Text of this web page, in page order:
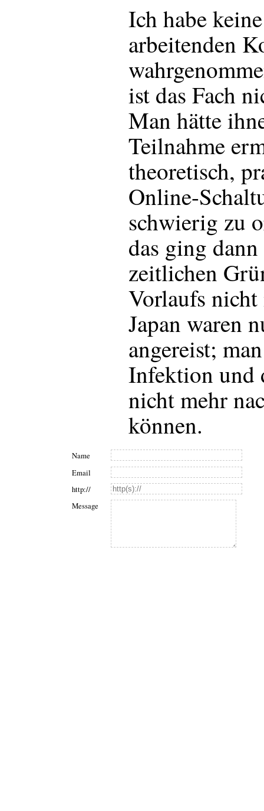
Ich habe
arbeitenden
ist das Fach
Man hätte
Teilnahme
theoretisch,
Online-
schwierig zu
das ging
zeitlichen
Vorlaufs nicht
Japan waren
angereist;
Infektion und
nicht mehr
können.
Name
Email
http://
Message